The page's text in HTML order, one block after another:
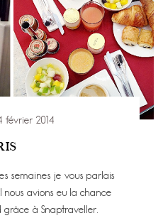
février 2014
semaines je vous parlais
nous avions eu la chance
à Snaptraveller.